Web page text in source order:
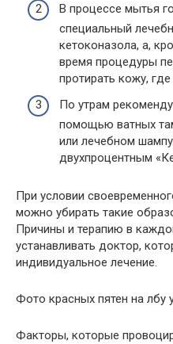
В процессе мытья
специальный
кетоконазола, а,
время процедуры
протирать кожу,
По утрам
помощью ватных
или лечебном
двухпроцентным
При условии
можно убирать такие
Причины и терапию в
устанавливать доктор,
индивидуальное лечение.
Фото красных пятен на лбу
Факторы, которые